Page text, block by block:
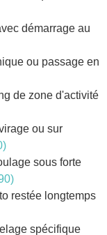
démarrage au
ou passage en
de zone d'activité
ou sur
sous forte
restée longtemps
spécifique